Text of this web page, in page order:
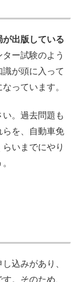
出版している
ー試験のよう
が頭に入って
っています。
。過去問題も
らを、自動車免
いまでにやり
込みがあり、
。そのため、